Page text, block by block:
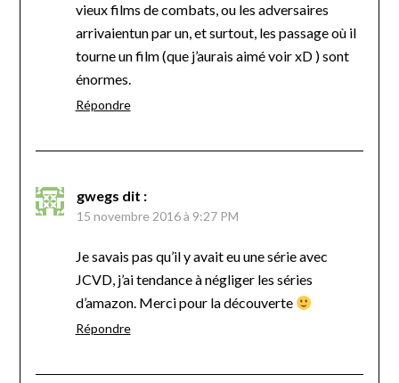
vieux films de combats, ou les adversaires
arrivaientun par un, et surtout, les passage où il
tourne un film (que j’aurais aimé voir xD ) sont
énormes.
Répondre
gwegs dit :
15 novembre 2016 à 9:27 PM
Je savais pas qu’il y avait eu une série avec
JCVD, j’ai tendance à négliger les séries
d’amazon. Merci pour la découverte
Répondre